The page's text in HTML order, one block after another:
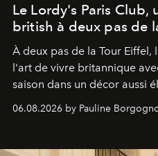
Le Lordy's Paris Club,
british à deux pas de
À deux pas de la Tour Eiffel,
l'art de vivre britannique
saison dans un décor aussi
06.08.2026 by Pauline